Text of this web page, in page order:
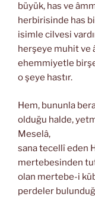
büyük, has ve
herbirisinde has
isimle cilvesi
herşeye muhit ve
ehemmiyetle
o şeye hastır.
Hem, bununla
olduğu halde,
Meselâ,
sana tecellî eden
mertebesinden
olan mertebe-i
perdeler